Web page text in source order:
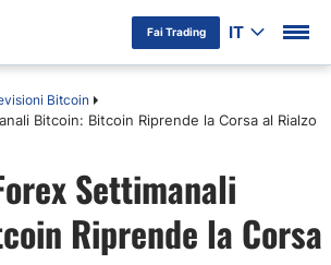
Fai Trading IT
Bitcoin
Bitcoin: Bitcoin Riprende la Corsa al Rialzo
Settimanali
Riprende la Corsa